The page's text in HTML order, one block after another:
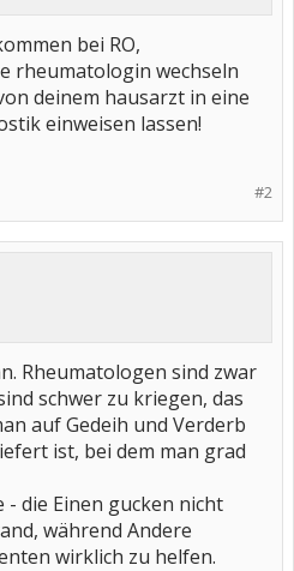
bei RO,
rheumatologin wechseln
deinem hausarzt in eine
einweisen lassen!
#2
Rheumatologen sind zwar
schwer zu kriegen, das
auf Gedeih und Verderb
ist, bei dem man grad
- die Einen gucken nicht
während Andere
wirklich zu helfen.